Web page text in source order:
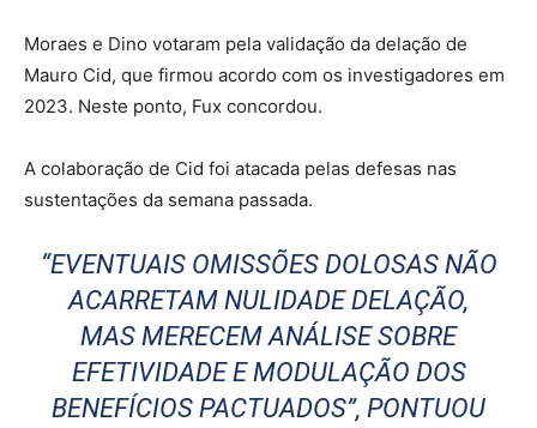
Moraes e Dino votaram pela validação da delação de
Mauro Cid, que firmou acordo com os investigadores em
2023. Neste ponto, Fux concordou.
A colaboração de Cid foi atacada pelas defesas nas
sustentações da semana passada.
“EVENTUAIS OMISSÕES DOLOSAS NÃO
ACARRETAM NULIDADE DELAÇÃO,
MAS MERECEM ANÁLISE SOBRE
EFETIVIDADE E MODULAÇÃO DOS
BENEFÍCIOS PACTUADOS”, PONTUOU